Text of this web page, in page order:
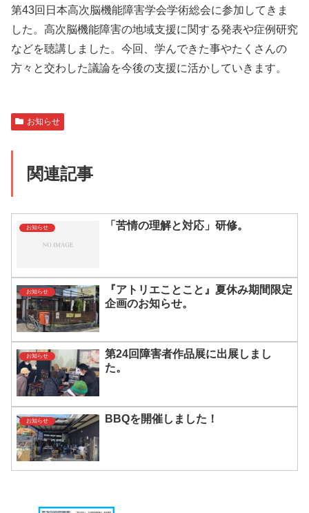
第43回日本高次脳機能障害学会学術総会に参加してきま
した。高次脳機能障害の地域支援に関する発表や症例研究
などを聴講しました。今回、学んできた事やたくさんの
方々と交わした議論を今後の支援に活かしていきます。
お知らせ
関連記事
お知らせ 「苦情の理解と対応」研修。
お知らせ
『アトリエことこと』夏休み期間限定
企画のお知らせ。
お知らせ
第24回障害者作品展に出展しまし
た。
お知らせ BBQを開催しました！